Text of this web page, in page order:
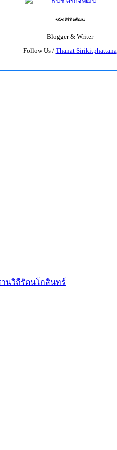
ธนัช ศิริกิจพัฒน
Blogger & Writer
Follow Us / Thanat Sirikitphattana
นวิถีรัตนโกสินทร์